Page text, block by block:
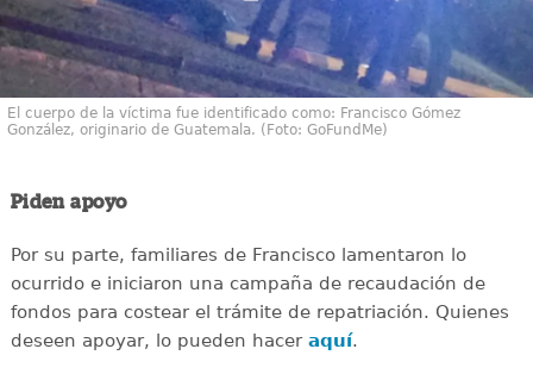
El cuerpo de la víctima fue identificado como: Francisco Gómez
González, originario de Guatemala. (Foto: GoFundMe)
Piden apoyo
Por su parte, familiares de Francisco lamentaron lo
ocurrido e iniciaron una campaña de recaudación de
fondos para costear el trámite de repatriación. Quienes
deseen apoyar, lo pueden hacer aquí.